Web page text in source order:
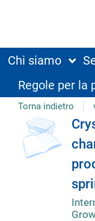
Chi siamo
Regole per la
Torna indietro
del